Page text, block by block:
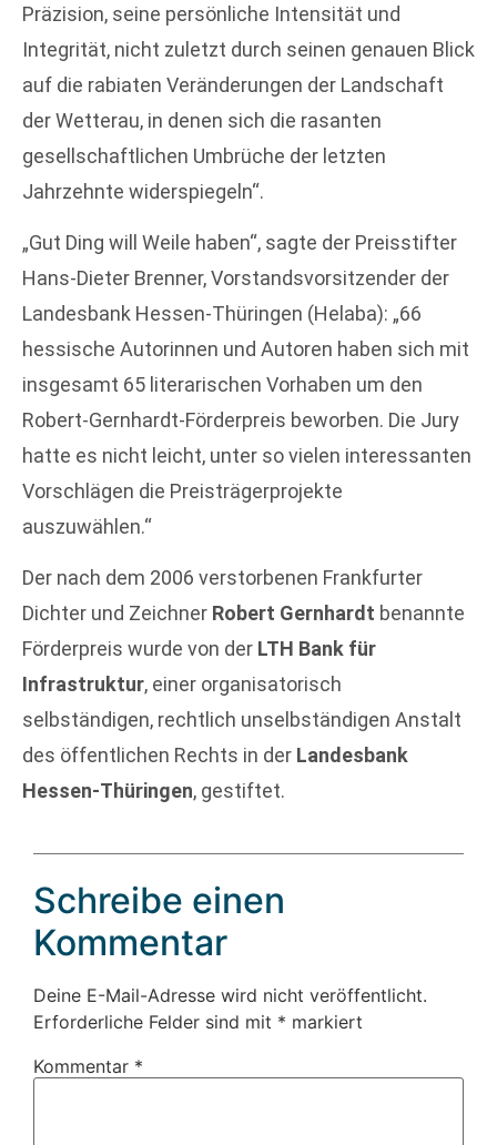
Präzision, seine persönliche Intensität und
Integrität, nicht zuletzt durch seinen genauen Blick
auf die rabiaten Veränderungen der Landschaft
der Wetterau, in denen sich die rasanten
gesellschaftlichen Umbrüche der letzten
Jahrzehnte widerspiegeln“.
„Gut Ding will Weile haben“, sagte der Preisstifter
Hans-Dieter Brenner, Vorstandsvorsitzender der
Landesbank Hessen-Thüringen (Helaba): „66
hessische Autorinnen und Autoren haben sich mit
insgesamt 65 literarischen Vorhaben um den
Robert-Gernhardt-Förderpreis beworben. Die Jury
hatte es nicht leicht, unter so vielen interessanten
Vorschlägen die Preisträgerprojekte
auszuwählen.“
Der nach dem 2006 verstorbenen Frankfurter
Dichter und Zeichner Robert Gernhardt benannte
Förderpreis wurde von der LTH Bank für
Infrastruktur, einer organisatorisch
selbständigen, rechtlich unselbständigen Anstalt
des öffentlichen Rechts in der Landesbank
Hessen-Thüringen, gestiftet.
Schreibe einen
Kommentar
Deine E-Mail-Adresse wird nicht veröffentlicht.
Erforderliche Felder sind mit * markiert
Kommentar *